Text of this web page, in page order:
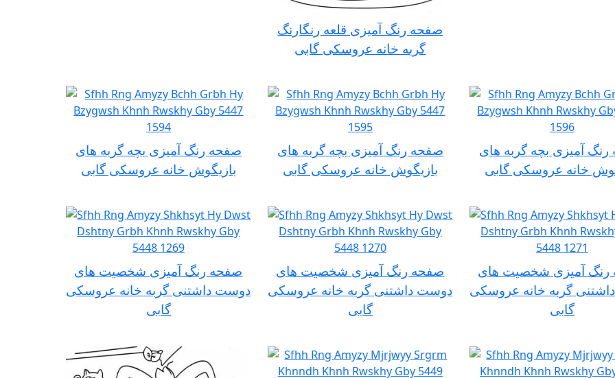
صفحه رنگ آمیزی قلعه رنگارنگ
گربه خانه عروسکی گابی
صفحه رنگ آمیزی بچه گربه های
بازیگوش خانه عروسکی گابی
صفحه رنگ آمیزی بچه گربه های
بازیگوش خانه عروسکی گابی
آمیزی بچه گربه های
خانه عروسکی گابی
صفحه رنگ آمیزی شخصیت های
دوست داشتنی گربه خانه عروسکی
گابی
صفحه رنگ آمیزی شخصیت های
دوست داشتنی گربه خانه عروسکی
گابی
رنگ آمیزی شخصیت های
گربه خانه عروسکی
گابی